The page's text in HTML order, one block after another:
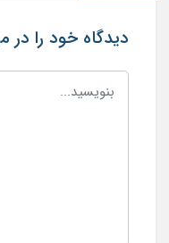
دیدگاه خود را در